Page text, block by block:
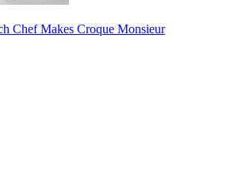
Chef Makes Croque Monsieur